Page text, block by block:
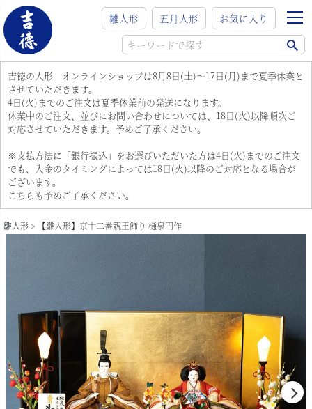
雛人形 五月人形 お気に入り
吉徳の人形 オンラインショップは8月8日(土)～17日(月)まで夏季休業と
させていただきます。
4日(火)までのご注文は夏季休業前の発送になります。
休業中のご注文、並びにお問い合わせについては、18日(火)以降順次ご
対応させていただきます。予めご了承ください。
※支払方法に「銀行振込」をお選びいただいた方は4日(火)までのご注文
でも、入金のタイミングによっては18日(火)以降のご対応となる場合が
ございます。
こちらも予めご了承ください。
雛人形 【雛人形】京十二番親王飾り 樋泉円作